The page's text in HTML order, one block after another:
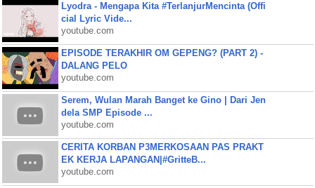
Lyodra - Mengapa Kita #TerlanjurMencinta (Offi
cial Lyric Vide...
youtube.com
EPISODE TERAKHIR OM GEPENG? (PART 2) -
DALANG PELO
youtube.com
Serem, Wulan Marah Banget ke Gino | Dari Jen
dela SMP Episode ...
youtube.com
CERITA KORBAN P3MERKOSAAN PAS PRAKT
EK KERJA LAPANGAN|#GritteB...
youtube.com